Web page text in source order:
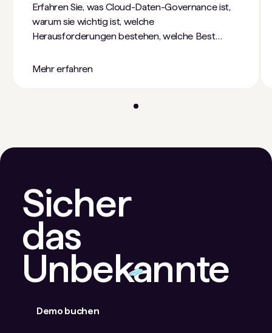
Erfahren Sie, was Cloud-Daten-Governance ist,
warum sie wichtig ist, welche
Herausforderungen bestehen, welche Best
Sicherung und Verwaltung Ihrer Cloud-Daten
Mehr erfahren
Sicher
das
Unbekannte
Demo buchen